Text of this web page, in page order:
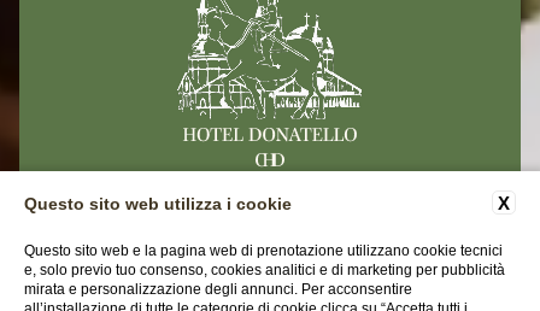
COOKIE
ACCESSIBILITÀ
X
Questo sito web utilizza i cookie
Questo sito web e la pagina web di prenotazione utilizzano cookie tecnici
e, solo previo tuo consenso, cookies analitici e di marketing per pubblicità
mirata e personalizzazione degli annunci. Per acconsentire